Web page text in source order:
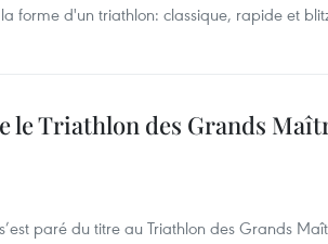
forme d'un triathlon: classique, rapide et
le Triathlon des Grands
paré du titre au Triathlon des Grands